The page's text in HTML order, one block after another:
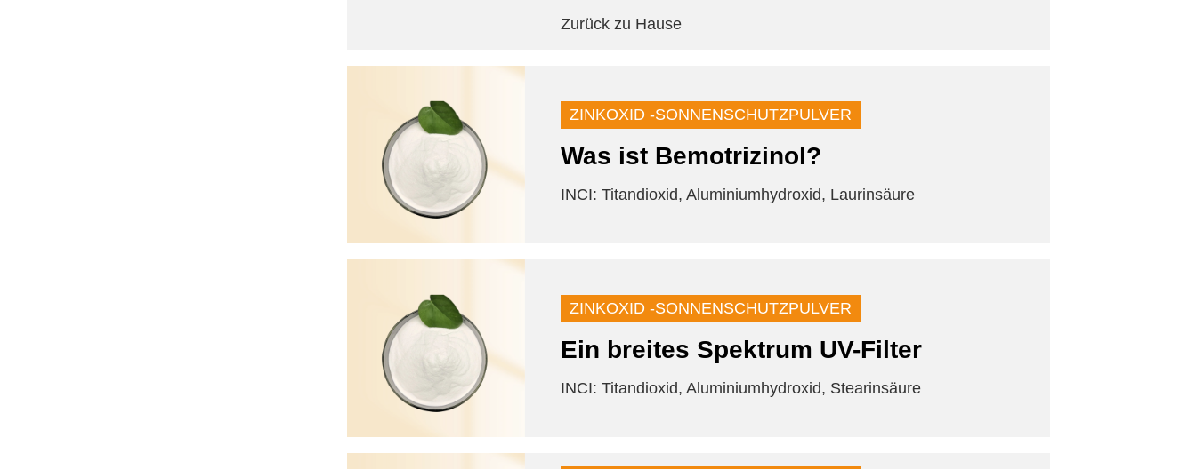
Zurück zu Hause
ZINKOXID -SONNENSCHUTZPULVER
Was ist Bemotrizinol?
INCI: Titandioxid, Aluminiumhydroxid, Laurinsäure
ZINKOXID -SONNENSCHUTZPULVER
Ein breites Spektrum UV-Filter
INCI: Titandioxid, Aluminiumhydroxid, Stearinsäure